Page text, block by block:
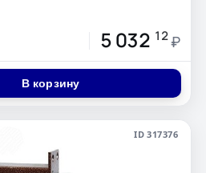
5 032 12 ₽
В корзину
ID 317376